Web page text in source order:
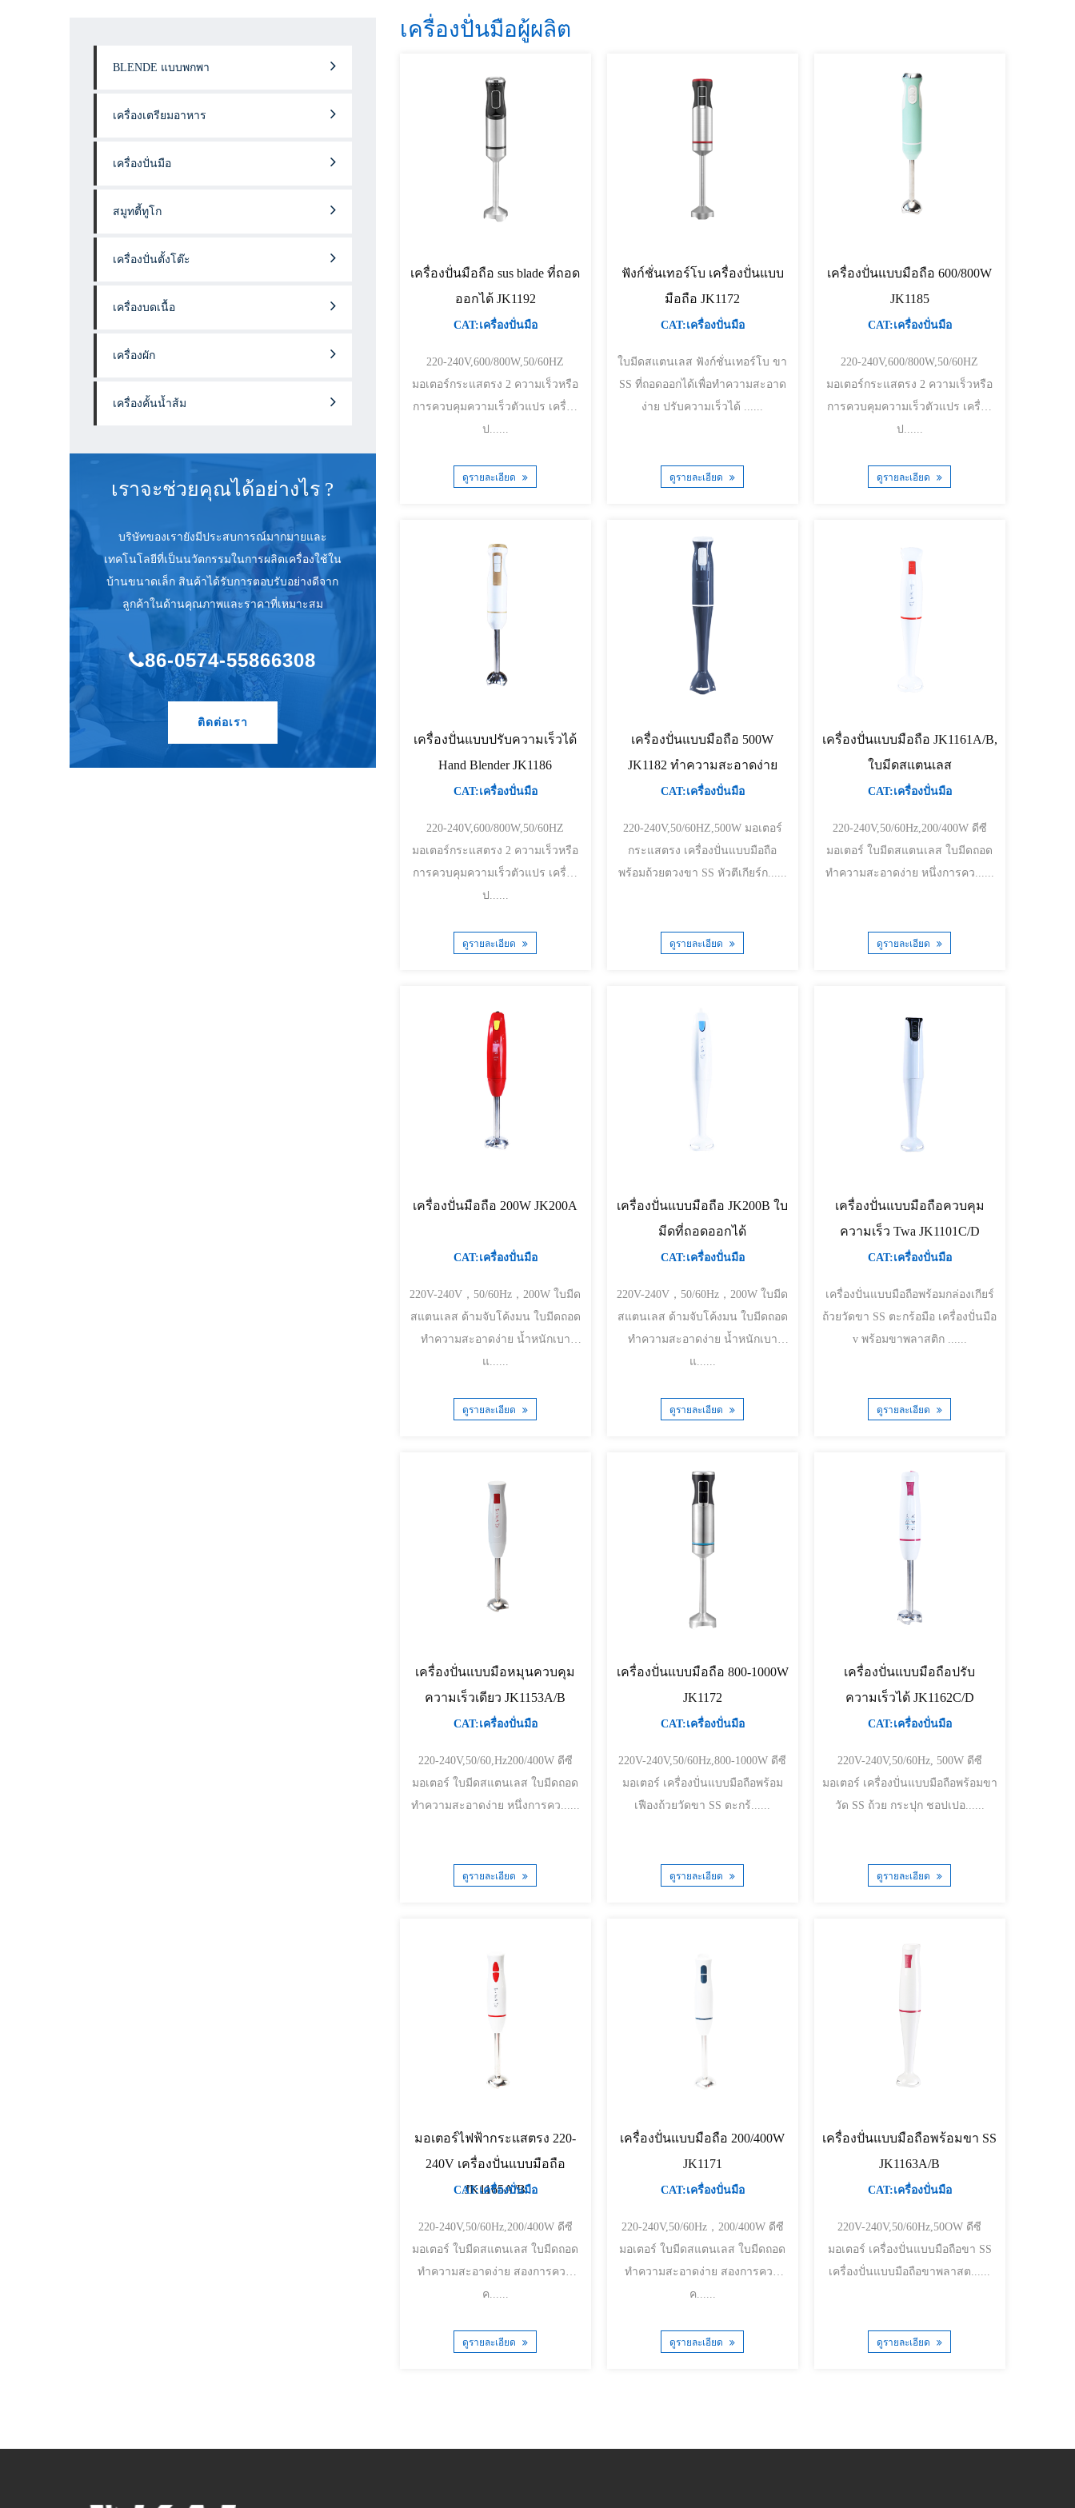
BLENDE แบบพกพา
เครื่องเตรียมอาหาร
เครื่องปั่นมือ
สมูทตี้ทูโก
เครื่องปั่นตั้งโต๊ะ
เครื่องบดเนื้อ
เครื่องผัก
เครื่องคั้นน้ำส้ม
เราจะช่วยคุณได้อย่างไร ?
บริษัทของเรายังมีประสบการณ์มากมายและ
เทคโนโลยีที่เป็นนวัตกรรมในการผลิตเครื่องใช้ใน
บ้านขนาดเล็ก สินค้าได้รับการตอบรับอย่างดีจาก
ลูกค้าในด้านคุณภาพและราคาที่เหมาะสม
86-0574-55866308
ติดต่อเรา
เครื่องปั่นมือผู้ผลิต
เครื่องปั่นมือถือ sus blade ที่ถอด
ออกได้ JK1192
CAT:เครื่องปั่นมือ
220-240V,600/800W,50/60HZ
มอเตอร์กระแสตรง 2 ความเร็วหรือ
การควบคุมความเร็วตัวแปร เครื่อง
ป......
ดูรายละเอียด
ฟังก์ชั่นเทอร์โบ เครื่องปั่นแบบ
มือถือ JK1172
CAT:เครื่องปั่นมือ
ใบมีดสแตนเลส ฟังก์ชั่นเทอร์โบ ขา
SS ที่ถอดออกได้เพื่อทำความสะอาด
ง่าย ปรับความเร็วได้ ......
ดูรายละเอียด
เครื่องปั่นแบบมือถือ 600/800W
JK1185
CAT:เครื่องปั่นมือ
220-240V,600/800W,50/60HZ
มอเตอร์กระแสตรง 2 ความเร็วหรือ
การควบคุมความเร็วตัวแปร เครื่อง
ป......
ดูรายละเอียด
เครื่องปั่นแบบปรับความเร็วได้
Hand Blender JK1186
CAT:เครื่องปั่นมือ
220-240V,600/800W,50/60HZ
มอเตอร์กระแสตรง 2 ความเร็วหรือ
การควบคุมความเร็วตัวแปร เครื่อง
ป......
ดูรายละเอียด
เครื่องปั่นแบบมือถือ 500W
JK1182 ทำความสะอาดง่าย
CAT:เครื่องปั่นมือ
220-240V,50/60HZ,500W มอเตอร์
กระแสตรง เครื่องปั่นแบบมือถือ
พร้อมถ้วยตวงขา SS หัวตีเกียร์ก......
ดูรายละเอียด
เครื่องปั่นแบบมือถือ JK1161A/B,
ใบมีดสแตนเลส
CAT:เครื่องปั่นมือ
220-240V,50/60Hz,200/400W ดีซี
มอเตอร์ ใบมีดสแตนเลส ใบมีดถอด
ทำความสะอาดง่าย หนึ่งการคว......
ดูรายละเอียด
เครื่องปั่นมือถือ 200W JK200A
CAT:เครื่องปั่นมือ
220V-240V，50/60Hz，200W ใบมีด
สแตนเลส ด้ามจับโค้งมน ใบมีดถอด
ทำความสะอาดง่าย น้ำหนักเบา
แ......
ดูรายละเอียด
เครื่องปั่นแบบมือถือ JK200B ใบ
มีดที่ถอดออกได้
CAT:เครื่องปั่นมือ
220V-240V，50/60Hz，200W ใบมีด
สแตนเลส ด้ามจับโค้งมน ใบมีดถอด
ทำความสะอาดง่าย น้ำหนักเบา
แ......
ดูรายละเอียด
เครื่องปั่นแบบมือถือควบคุม
ความเร็ว Twa JK1101C/D
CAT:เครื่องปั่นมือ
เครื่องปั่นแบบมือถือพร้อมกล่องเกียร์
ถ้วยวัดขา SS ตะกร้อมือ เครื่องปั่นมือ
v พร้อมขาพลาสติก ......
ดูรายละเอียด
เครื่องปั่นแบบมือหมุนควบคุม
ความเร็วเดียว JK1153A/B
CAT:เครื่องปั่นมือ
220-240V,50/60,Hz200/400W ดีซี
มอเตอร์ ใบมีดสแตนเลส ใบมีดถอด
ทำความสะอาดง่าย หนึ่งการคว......
ดูรายละเอียด
เครื่องปั่นแบบมือถือ 800-1000W
JK1172
CAT:เครื่องปั่นมือ
220V-240V,50/60Hz,800-1000W ดีซี
มอเตอร์ เครื่องปั่นแบบมือถือพร้อม
เฟืองถ้วยวัดขา SS ตะกร้......
ดูรายละเอียด
เครื่องปั่นแบบมือถือปรับ
ความเร็วได้ JK1162C/D
CAT:เครื่องปั่นมือ
220V-240V,50/60Hz, 500W ดีซี
มอเตอร์ เครื่องปั่นแบบมือถือพร้อมขา
วัด SS ถ้วย กระปุก ชอปเปอ......
ดูรายละเอียด
มอเตอร์ไฟฟ้ากระแสตรง 220-
240V เครื่องปั่นแบบมือถือ
JK1165A/B
CAT:เครื่องปั่นมือ
220-240V,50/60Hz,200/400W ดีซี
มอเตอร์ ใบมีดสแตนเลส ใบมีดถอด
ทำความสะอาดง่าย สองการควบ
ค......
ดูรายละเอียด
เครื่องปั่นแบบมือถือ 200/400W
JK1171
CAT:เครื่องปั่นมือ
220-240V,50/60Hz，200/400W ดีซี
มอเตอร์ ใบมีดสแตนเลส ใบมีดถอด
ทำความสะอาดง่าย สองการควบ
ค......
ดูรายละเอียด
เครื่องปั่นแบบมือถือพร้อมขา SS
JK1163A/B
CAT:เครื่องปั่นมือ
220V-240V,50/60Hz,50OW ดีซี
มอเตอร์ เครื่องปั่นแบบมือถือขา SS
เครื่องปั่นแบบมือถือขาพลาสต......
ดูรายละเอียด